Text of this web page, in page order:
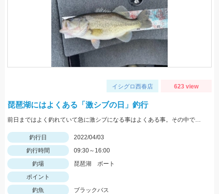
イシグロ西春店 623 view
琵琶湖にはよくある「激シブの日」釣行
前日まではよく釣れていて急に激シブになる事はよくある事。その中で出会えた魚はうれしいですね♪
釣行日
2022/04/03
釣行時間
09:30～16:00
釣場
琵琶湖 ボート
ポイント
釣魚
ブラックバス